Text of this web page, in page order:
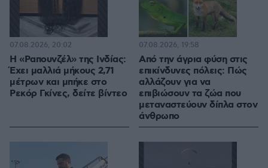
Η «Ραπουνζέλ» της Ινδίας:
Έχει μαλλιά μήκους 2,71
μέτρων και μπήκε στο
Ρεκόρ Γκίνες, δείτε βίντεο
07.08.2026, 20:02
Από την άγρια φύση στις
επικίνδυνες πόλεις: Πώς
αλλάζουν για να
επιβιώσουν τα ζώα που
μεταναστεύουν δίπλα στον
άνθρωπο
07.08.2026, 19:58